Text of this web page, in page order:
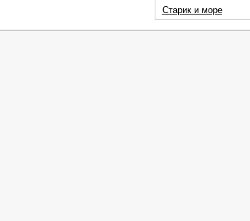
Старик и море